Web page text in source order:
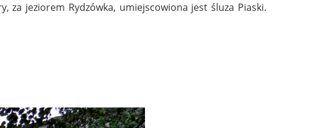
za jeziorem Rydzówka, umiejscowiona jest śluza Piaski.